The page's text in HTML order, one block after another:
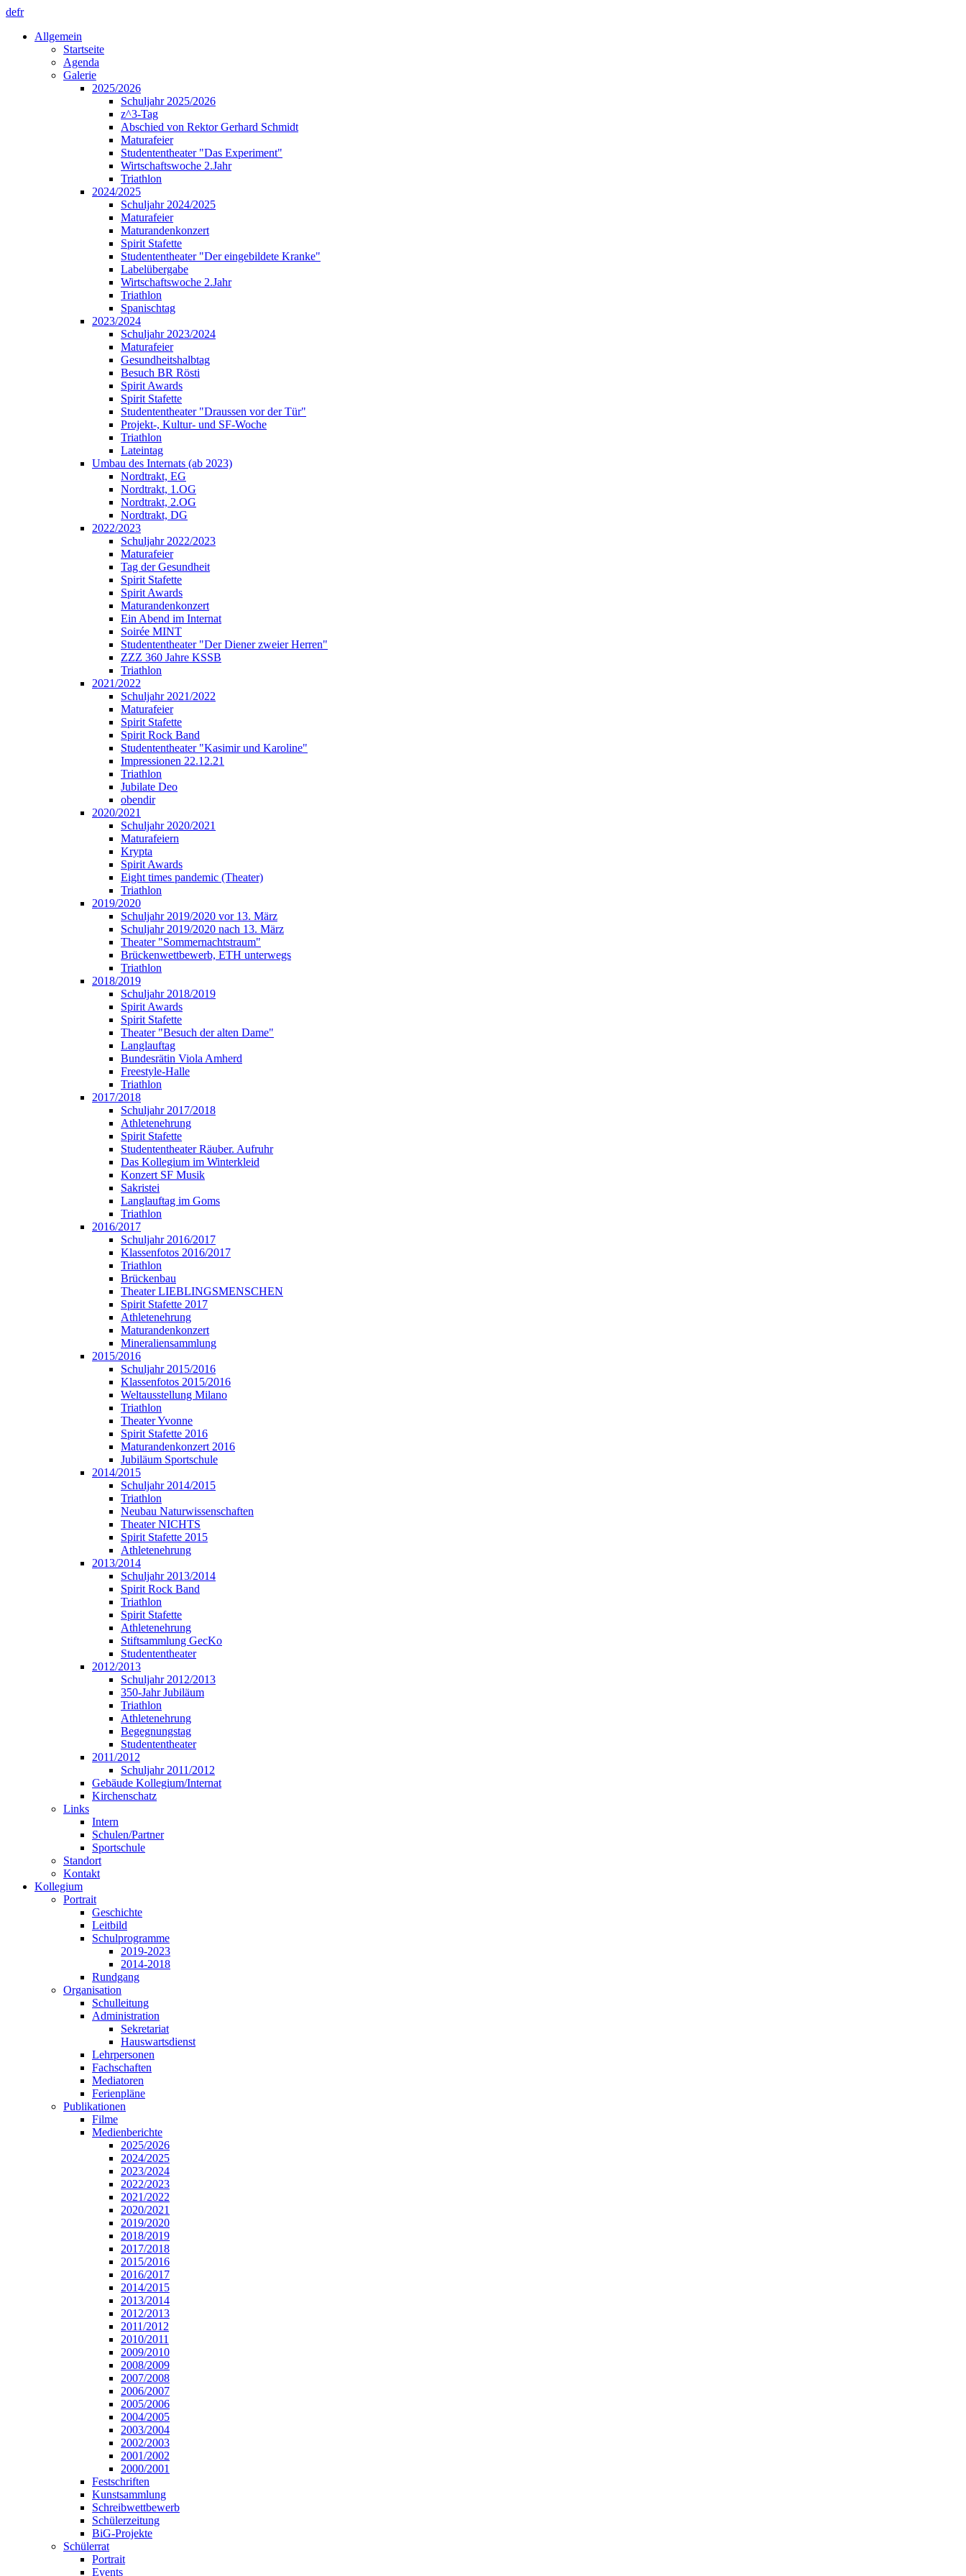
defr
Allgemein
Startseite
Agenda
Galerie
2025/2026
Schuljahr 2025/2026
z^3-Tag
Abschied von Rektor Gerhard Schmidt
Maturafeier
Studententheater "Das Experiment"
Wirtschaftswoche 2.Jahr
Triathlon
2024/2025
Schuljahr 2024/2025
Maturafeier
Maturandenkonzert
Spirit Stafette
Studententheater "Der eingebildete Kranke"
Labelübergabe
Wirtschaftswoche 2.Jahr
Triathlon
Spanischtag
2023/2024
Schuljahr 2023/2024
Maturafeier
Gesundheitshalbtag
Besuch BR Rösti
Spirit Awards
Spirit Stafette
Studententheater "Draussen vor der Tür"
Projekt-, Kultur- und SF-Woche
Triathlon
Lateintag
Umbau des Internats (ab 2023)
Nordtrakt, EG
Nordtrakt, 1.OG
Nordtrakt, 2.OG
Nordtrakt, DG
2022/2023
Schuljahr 2022/2023
Maturafeier
Tag der Gesundheit
Spirit Stafette
Spirit Awards
Maturandenkonzert
Ein Abend im Internat
Soirée MINT
Studententheater "Der Diener zweier Herren"
ZZZ 360 Jahre KSSB
Triathlon
2021/2022
Schuljahr 2021/2022
Maturafeier
Spirit Stafette
Spirit Rock Band
Studententheater "Kasimir und Karoline"
Impressionen 22.12.21
Triathlon
Jubilate Deo
obendir
2020/2021
Schuljahr 2020/2021
Maturafeiern
Krypta
Spirit Awards
Eight times pandemic (Theater)
Triathlon
2019/2020
Schuljahr 2019/2020 vor 13. März
Schuljahr 2019/2020 nach 13. März
Theater "Sommernachtstraum"
Brückenwettbewerb, ETH unterwegs
Triathlon
2018/2019
Schuljahr 2018/2019
Spirit Awards
Spirit Stafette
Theater "Besuch der alten Dame"
Langlauftag
Bundesrätin Viola Amherd
Freestyle-Halle
Triathlon
2017/2018
Schuljahr 2017/2018
Athletenehrung
Spirit Stafette
Studententheater Räuber. Aufruhr
Das Kollegium im Winterkleid
Konzert SF Musik
Sakristei
Langlauftag im Goms
Triathlon
2016/2017
Schuljahr 2016/2017
Klassenfotos 2016/2017
Triathlon
Brückenbau
Theater LIEBLINGSMENSCHEN
Spirit Stafette 2017
Athletenehrung
Maturandenkonzert
Mineraliensammlung
2015/2016
Schuljahr 2015/2016
Klassenfotos 2015/2016
Weltausstellung Milano
Triathlon
Theater Yvonne
Spirit Stafette 2016
Maturandenkonzert 2016
Jubiläum Sportschule
2014/2015
Schuljahr 2014/2015
Triathlon
Neubau Naturwissenschaften
Theater NICHTS
Spirit Stafette 2015
Athletenehrung
2013/2014
Schuljahr 2013/2014
Spirit Rock Band
Triathlon
Spirit Stafette
Athletenehrung
Stiftsammlung GecKo
Studententheater
2012/2013
Schuljahr 2012/2013
350-Jahr Jubiläum
Triathlon
Athletenehrung
Begegnungstag
Studententheater
2011/2012
Schuljahr 2011/2012
Gebäude Kollegium/Internat
Kirchenschatz
Links
Intern
Schulen/Partner
Sportschule
Standort
Kontakt
Kollegium
Portrait
Geschichte
Leitbild
Schulprogramme
2019-2023
2014-2018
Rundgang
Organisation
Schulleitung
Administration
Sekretariat
Hauswartsdienst
Lehrpersonen
Fachschaften
Mediatoren
Ferienpläne
Publikationen
Filme
Medienberichte
2025/2026
2024/2025
2023/2024
2022/2023
2021/2022
2020/2021
2019/2020
2018/2019
2017/2018
2015/2016
2016/2017
2014/2015
2013/2014
2012/2013
2011/2012
2010/2011
2009/2010
2008/2009
2007/2008
2006/2007
2005/2006
2004/2005
2003/2004
2002/2003
2001/2002
2000/2001
Festschriften
Kunstsammlung
Schreibwettbewerb
Schülerzeitung
BiG-Projekte
Schülerrat
Portrait
Events